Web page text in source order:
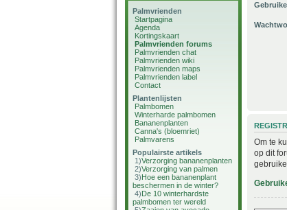
Palmvrienden
Startpagina
Agenda
Kortingskaart
Palmvrienden forums
Palmvrienden chat
Palmvrienden wiki
Palmvrienden maps
Palmvrienden label
Contact
Plantenlijsten
Palmbomen
Winterharde palmbomen
Bananenplanten
Canna's (bloemriet)
Palmvarens
Populairste artikels
1)Verzorging bananenplanten
2)Verzorging van palmen
3)Hoe een bananenplant
beschermen in de winter?
4)De 10 winterhardste
palmbomen ter wereld
Om te
op dit